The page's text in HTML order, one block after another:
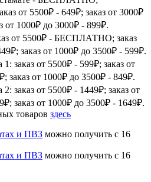
от 5500₽ - 649₽; заказ от 3000₽
от 1000₽ до 3000₽ - 899₽.
от 5500₽ - БЕСПЛАТНО; заказ
заказ от 1000₽ до 3500₽ - 599₽.
заказ от 5500₽ - 599₽; заказ от
заказ от 1000₽ до 3500₽ - 849₽.
заказ от 5500₽ - 1449₽; заказ от
заказ от 1000₽ до 3500₽ - 1649₽.
товаров здесь
и ПВЗ можно получить с 16
и ПВЗ можно получить с 16